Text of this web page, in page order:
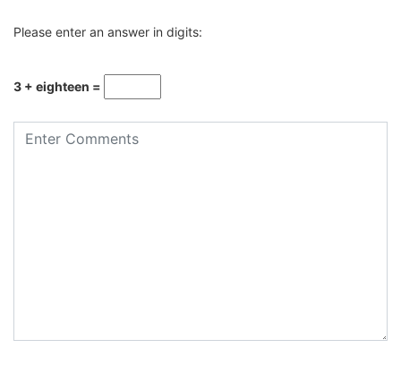
Please enter an answer in digits:
3 + eighteen =